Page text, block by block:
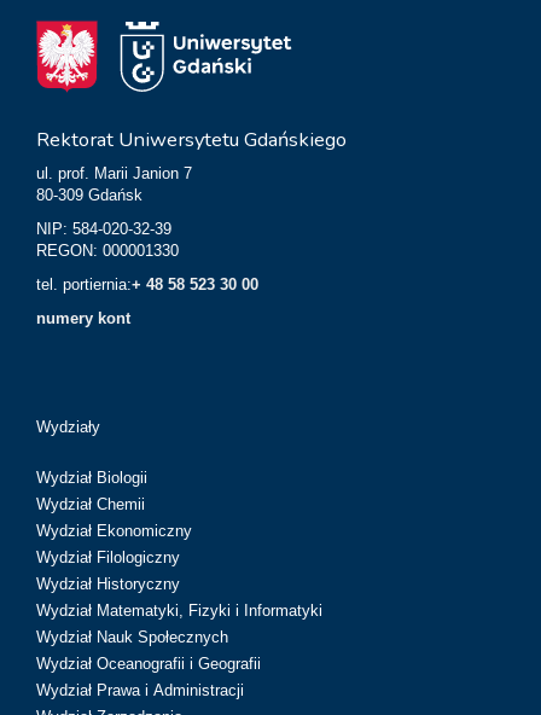
Rektorat Uniwersytetu Gdańskiego
ul. prof. Marii Janion 7
80-309 Gdańsk
NIP: 584-020-32-39
REGON: 000001330
tel. portiernia:+ 48 58 523 30 00
numery kont
Wydziały
Wydział Biologii
Wydział Chemii
Wydział Ekonomiczny
Wydział Filologiczny
Wydział Historyczny
Wydział Matematyki, Fizyki i Informatyki
Wydział Nauk Społecznych
Wydział Oceanografii i Geografii
Wydział Prawa i Administracji